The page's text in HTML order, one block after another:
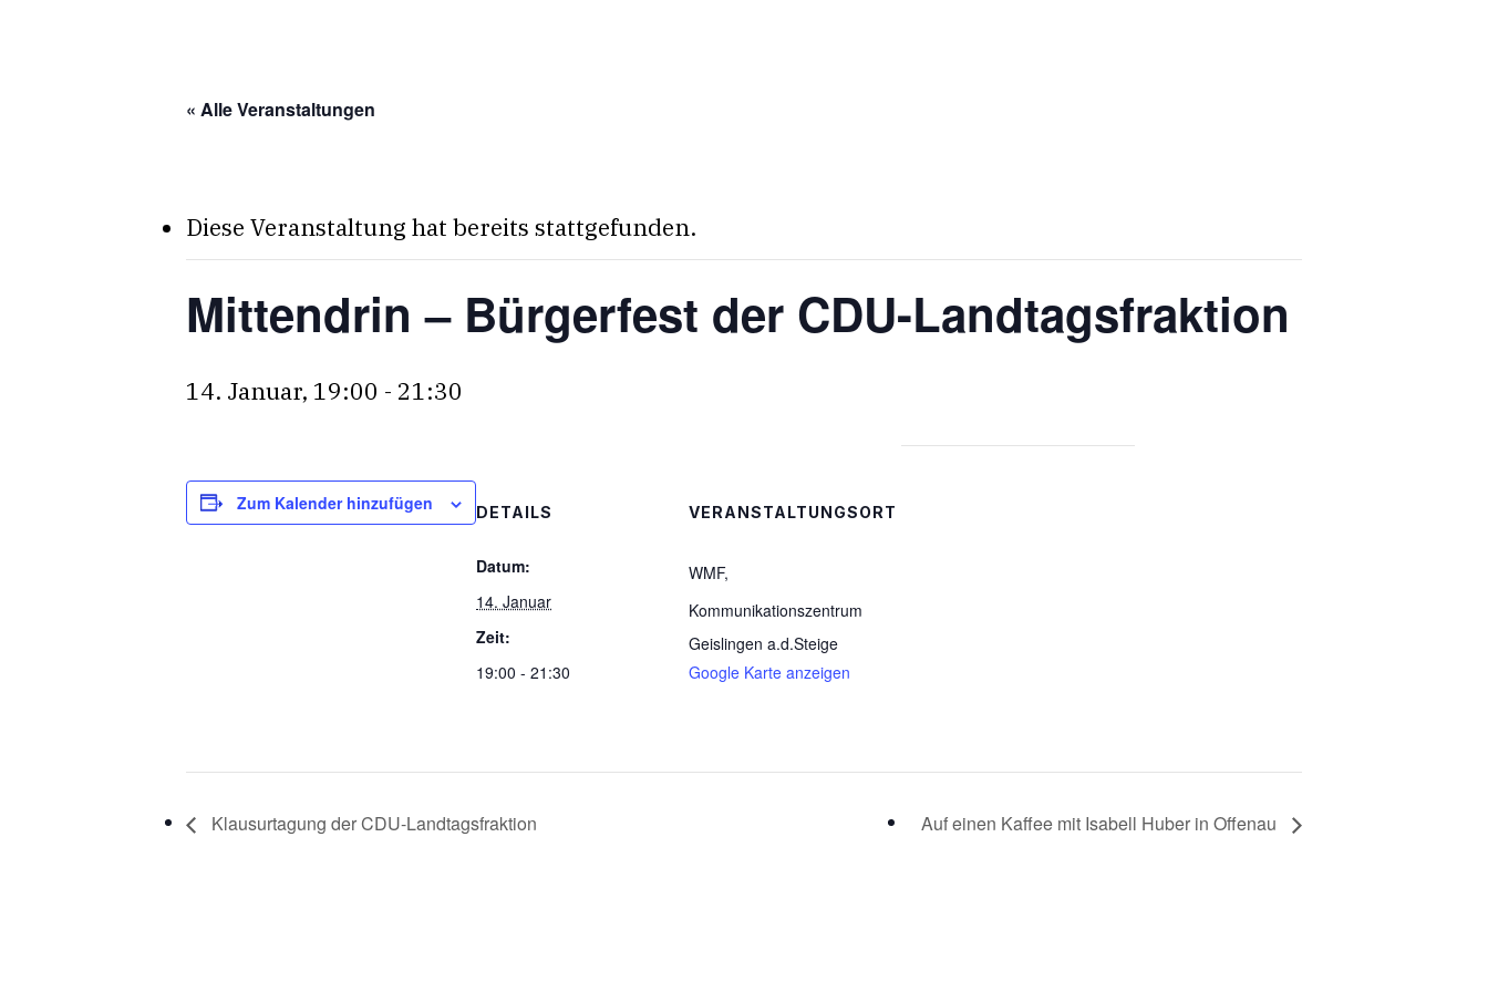
« Alle Veranstaltungen
Diese Veranstaltung hat bereits stattgefunden.
Mittendrin – Bürgerfest der CDU-Landtagsfraktion
14. Januar, 19:00 - 21:30
Zum Kalender hinzufügen DETAILS
Datum:
14. Januar
Zeit:
19:00 - 21:30
VERANSTALTUNGSORT
WMF,
Kommunikationszentrum
Geislingen a.d.Steige
Google Karte anzeigen
Klausurtagung der CDU-Landtagsfraktion Auf einen Kaffee mit Isabell Huber in Offenau